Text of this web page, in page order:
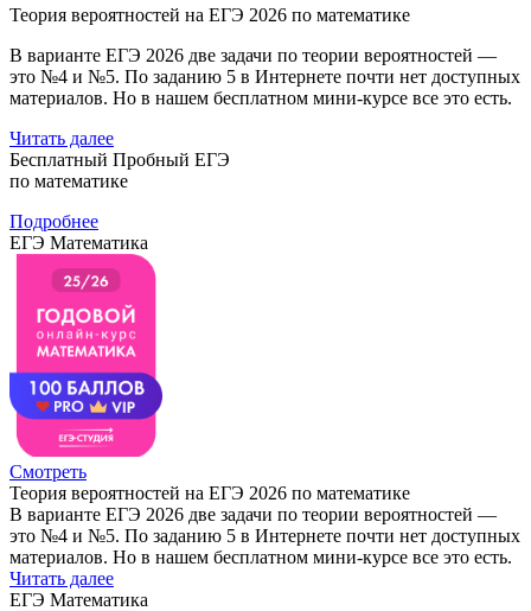
Теория вероятностей на ЕГЭ 2026 по математике
В варианте ЕГЭ 2026 две задачи по теории вероятностей —
это №4 и №5. По заданию 5 в Интернете почти нет доступных
материалов. Но в нашем бесплатном мини-курсе все это есть.
Читать далее
Бесплатный Пробный ЕГЭ
по математике
Подробнее
ЕГЭ Математика
Смотреть
Теория вероятностей на ЕГЭ 2026 по математике
В варианте ЕГЭ 2026 две задачи по теории вероятностей —
это №4 и №5. По заданию 5 в Интернете почти нет доступных
материалов. Но в нашем бесплатном мини-курсе все это есть.
Читать далее
ЕГЭ Математика